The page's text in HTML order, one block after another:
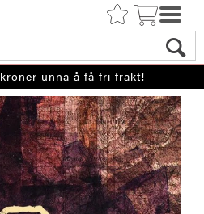
kroner unna å få fri frakt!